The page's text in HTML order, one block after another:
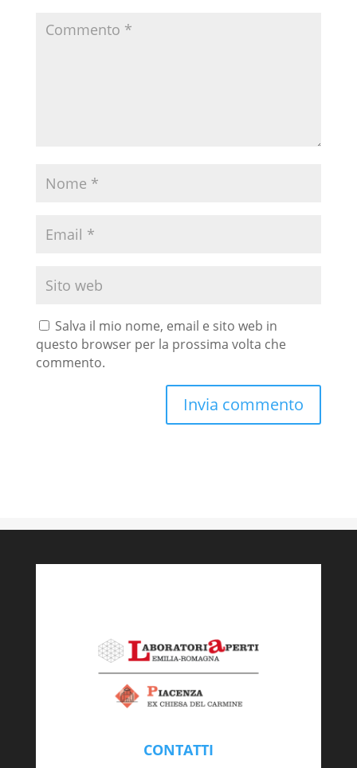
Salva il mio nome, email e sito web in
questo browser per la prossima volta che
commento.
CONTATTI